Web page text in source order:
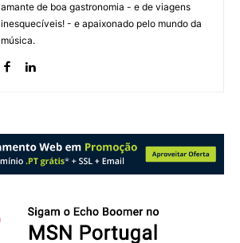
amante de boa gastronomia - e de viagens
inesquecíveis! - e apaixonado pelo mundo da
música.